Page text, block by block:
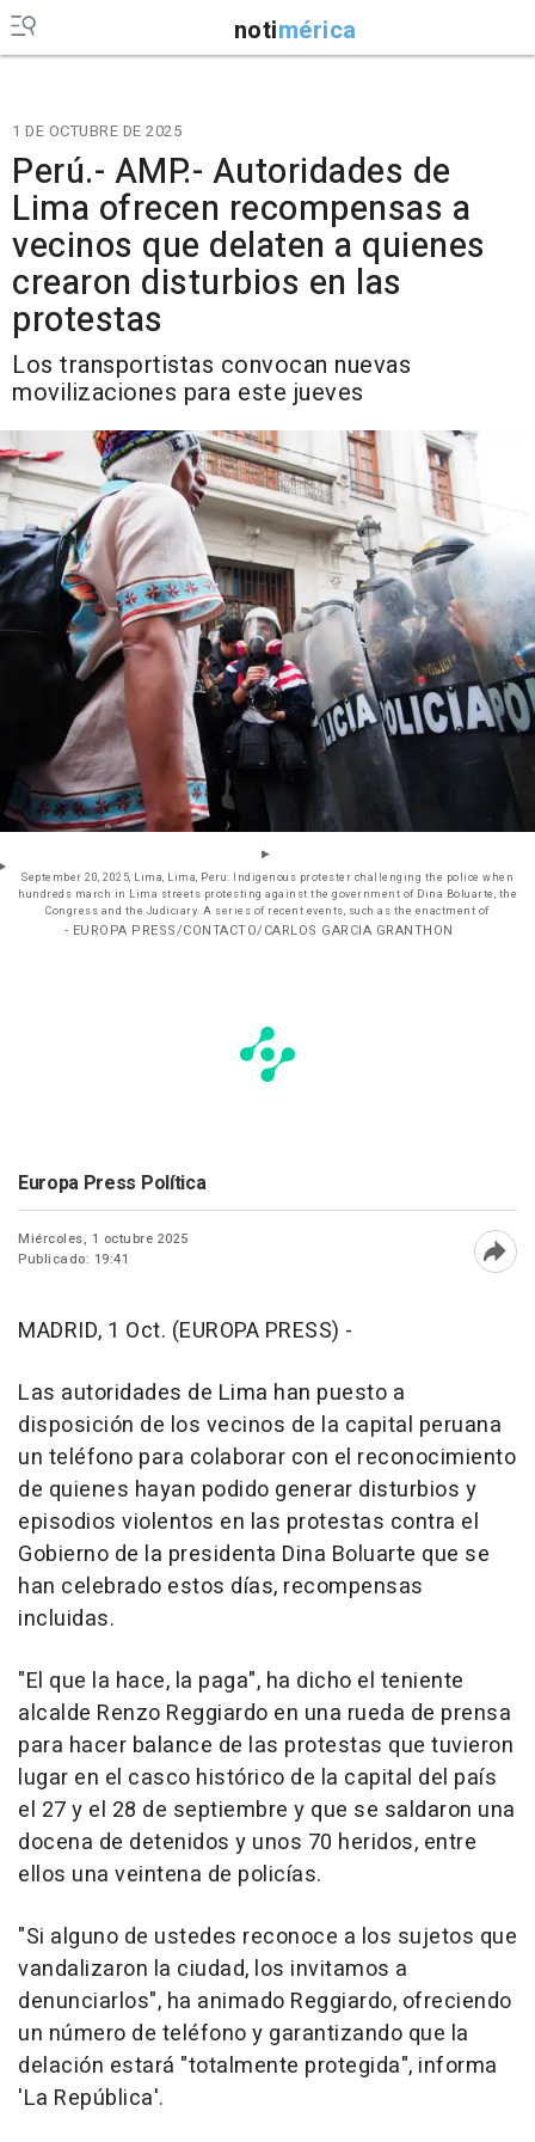
notimérica
1 DE OCTUBRE DE 2025
Perú.- AMP.- Autoridades de
Lima ofrecen recompensas a
vecinos que delaten a quienes
crearon disturbios en las
protestas
Los transportistas convocan nuevas
movilizaciones para este jueves
September 20, 2025, Lima, Lima, Peru: Indigenous protester challenging the police when
hundreds march in Lima streets protesting against the government of Dina Boluarte, the
Congress and the Judiciary. A series of recent events, such as the enactment of
- EUROPA PRESS/CONTACTO/CARLOS GARCIA GRANTHON
Europa Press Política
Miércoles, 1 octubre 2025
Publicado: 19:41
MADRID, 1 Oct. (EUROPA PRESS) -
Las autoridades de Lima han puesto a
disposición de los vecinos de la capital peruana
un teléfono para colaborar con el reconocimiento
de quienes hayan podido generar disturbios y
episodios violentos en las protestas contra el
Gobierno de la presidenta Dina Boluarte que se
han celebrado estos días, recompensas
incluidas.
"El que la hace, la paga", ha dicho el teniente
alcalde Renzo Reggiardo en una rueda de prensa
para hacer balance de las protestas que tuvieron
lugar en el casco histórico de la capital del país
el 27 y el 28 de septiembre y que se saldaron una
docena de detenidos y unos 70 heridos, entre
ellos una veintena de policías.
"Si alguno de ustedes reconoce a los sujetos que
vandalizaron la ciudad, los invitamos a
denunciarlos", ha animado Reggiardo, ofreciendo
un número de teléfono y garantizando que la
delación estará "totalmente protegida", informa
'La República'.